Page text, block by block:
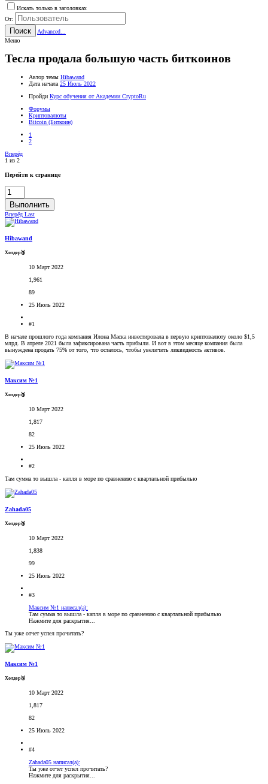
Искать только в заголовках
От:
Поиск
Advanced...
Меню
Тесла продала большую часть биткоинов
Автор темы Hibawand
Дата начала 25 Июль 2022
Пройди Курс обучения от Академии CryptoRu
Форумы
Криптовалюты
Bitcoin (Биткоин)
1
2
Вперёд
1 из 2
Перейти к странице
Выполнить
Вперёд Last
Hibawand
Холдер🥉
10 Март 2022
1,961
89
25 Июль 2022
#1
В начале прошлого года компания Илона Маска инвестировала в первую криптовалюту около $1,5
млрд. В апреле 2021 была зафиксирована часть прибыли. И вот в этом месяце компания была
вынуждена продать 75% от того, что осталось, чтобы увеличить ликвидность активов.
Максим №1
Холдер🥉
10 Март 2022
1,817
82
25 Июль 2022
#2
Там сумма то вышла - капля в море по сравнению с квартальной прибылью
Zahada05
Холдер🥉
10 Март 2022
1,838
99
25 Июль 2022
#3
Максим №1 написал(а):
Там сумма то вышла - капля в море по сравнению с квартальной прибылью
Нажмите для раскрытия...
Ты уже отчет успел прочитать?
Максим №1
Холдер🥉
10 Март 2022
1,817
82
25 Июль 2022
#4
Zahada05 написал(а):
Ты уже отчет успел прочитать?
Нажмите для раскрытия...